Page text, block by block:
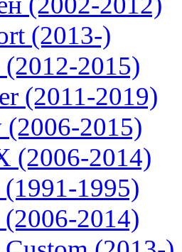
(2013-)
(2012-2015)
(2011-2019)
(2006-2015)
(2006-2014)
1995)
2014)